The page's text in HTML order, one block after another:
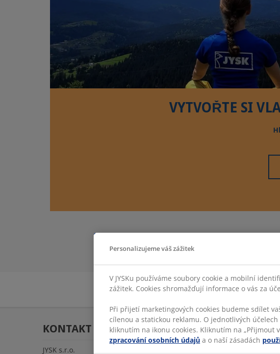
VYTVOŘTE SI
KONTAKT
JYSK s.r.o.
Personalizujeme váš zážitek
V JYSKu používáme soubory cookie a mobilní
zážitek. Cookies shromažďují informace o vás za
Při přijetí marketingových cookies budeme sdílet
cílenou a statickou reklamu. O jednotlivých
kliknutím na ikonu cookies. Kliknutím na „Přijmout
zpracování osobních údajů a o naší zásadách